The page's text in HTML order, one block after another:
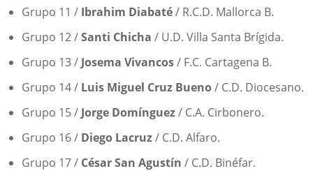
Grupo 11 / Ibrahim Diabaté/ R.C.D. Mallorca B.
Grupo 12 /Santi Chicha / U.D. Villa Santa Brígida.
Grupo 13 / Josema Vivancos/ F.C. Cartagena B.
Grupo 14 / Luis Miguel Cruz Bueno/ C.D. Diocesano.
Grupo 15 / Jorge Domínguez/ C.A. Cirbonero.
Grupo 16 / Diego Lacruz/ C.D. Alfaro.
Grupo 17 / César San Agustín / C.D. Binéfar.